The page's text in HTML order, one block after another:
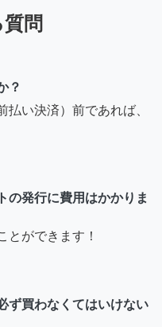
問
？
い決済）前であれば、
の発行に費用はかかりま
とができます！
ず買わなくてはいけない